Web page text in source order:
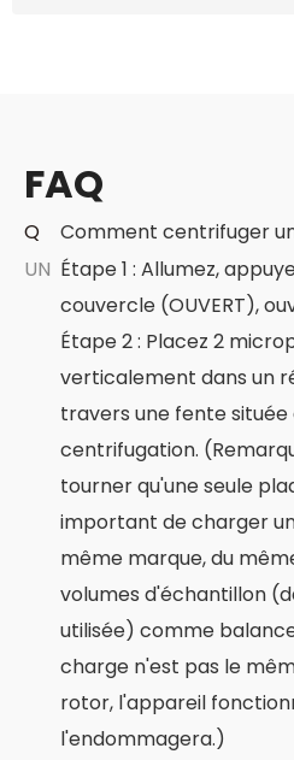
FAQ
Q
Comment centrifuger
UN Étape 1 : Allumez,
couvercle (OUVERT),
Étape 2 : Placez 2
verticalement dans un
travers une fente
centrifugation.
tourner qu'une seule
important de charger
même marque, du
volumes d'échantillon
utilisée) comme
charge n'est pas le
rotor, l'appareil
l'endommagera.)